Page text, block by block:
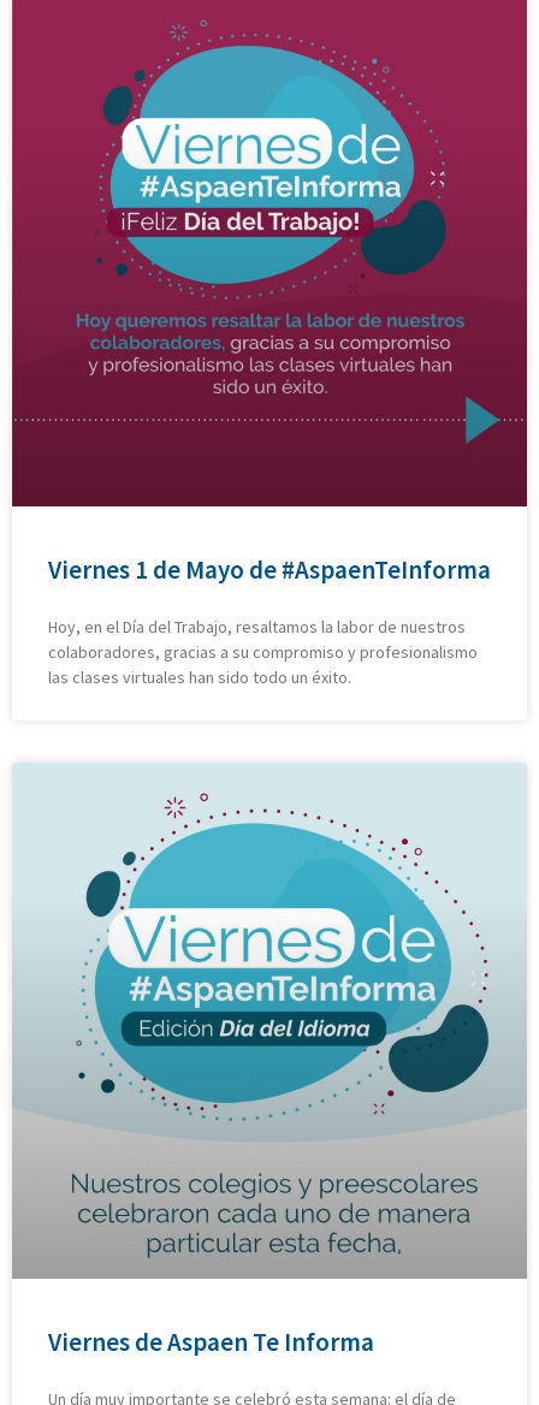
Viernes 1 de Mayo de #AspaenTeInforma
Hoy, en el Día del Trabajo, resaltamos la labor de nuestros
colaboradores, gracias a su compromiso y profesionalismo
las clases virtuales han sido todo un éxito.
Viernes de Aspaen Te Informa
Un día muy importante se celebró esta semana: el día de